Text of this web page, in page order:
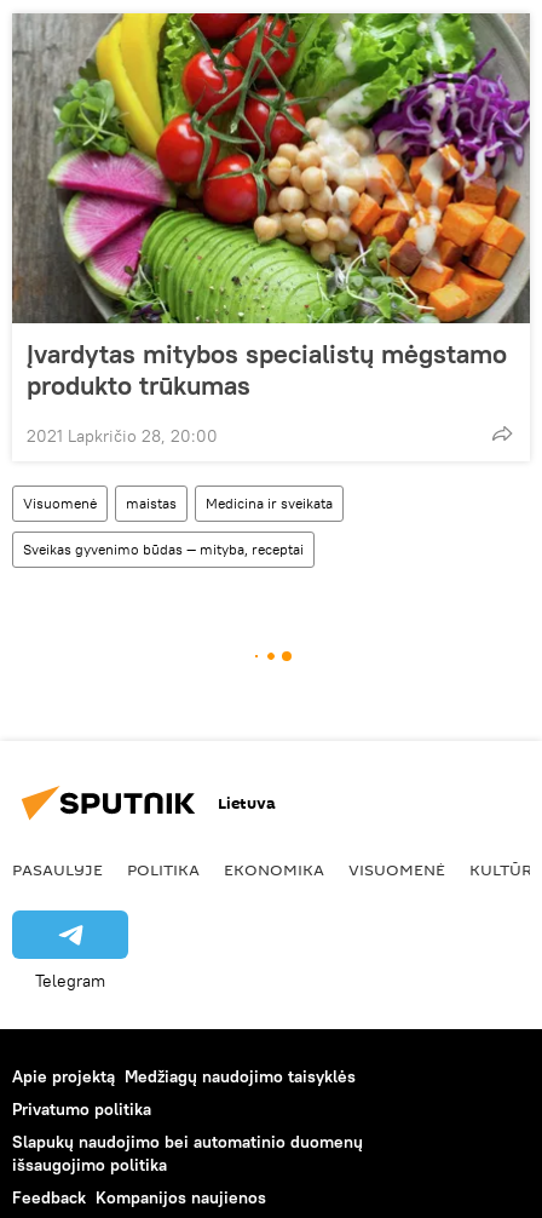
Įvardytas mitybos specialistų mėgstamo
produkto trūkumas
2021 Lapkričio 28, 20:00
Visuomenė maistas Medicina ir sveikata
Sveikas gyvenimo būdas — mityba, receptai
Lietuva
PASAULYJE POLITIKA EKONOMIKA VISUOMENĖ KULTŪRA
Telegram
Apie projektą Medžiagų naudojimo taisyklės
Privatumo politika
Slapukų naudojimo bei automatinio duomenų
išsaugojimo politika
Feedback Kompanijos naujienos